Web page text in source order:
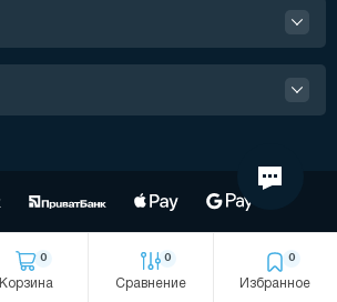
Корзина
0
Сравнение
0
Избранное
0